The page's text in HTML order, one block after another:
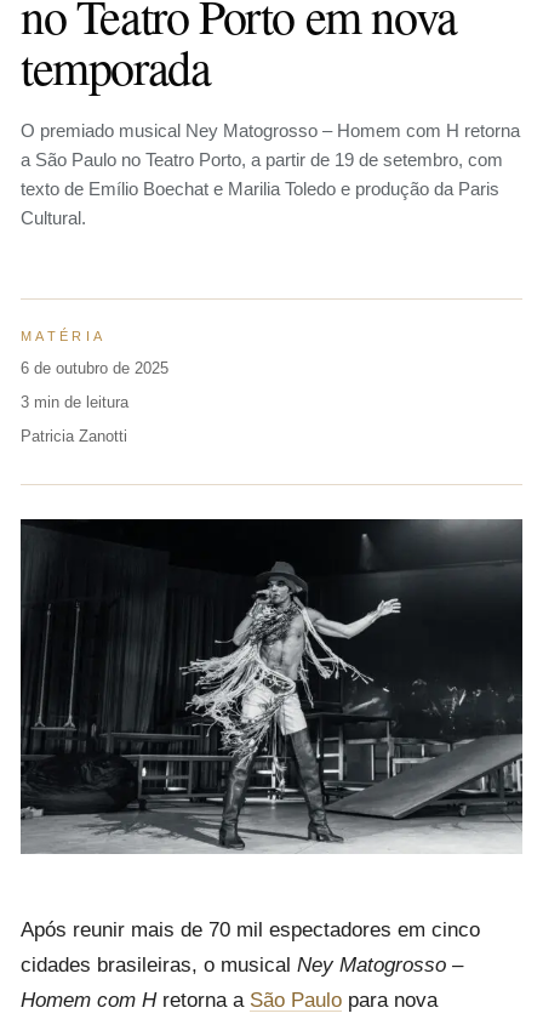
no Teatro Porto em nova
temporada
O premiado musical Ney Matogrosso – Homem com H retorna
a São Paulo no Teatro Porto, a partir de 19 de setembro, com
texto de Emílio Boechat e Marilia Toledo e produção da Paris
Cultural.
MATÉRIA
6 de outubro de 2025
3 min de leitura
Patricia Zanotti
Após reunir mais de 70 mil espectadores em cinco
cidades brasileiras, o musical Ney Matogrosso –
Homem com Hretorna a São Paulo para nova